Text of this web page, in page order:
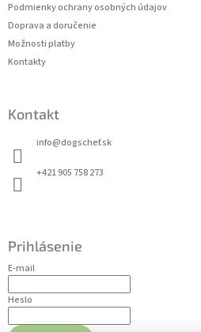
Podmienky ochrany osobných údajov
Doprava a doručenie
Možnosti platby
Kontakty
Kontakt
info@dogschef.sk
+421 905 758 273
Prihlásenie
E-mail
Heslo